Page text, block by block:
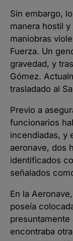
Sin embargo,
manera hostil
maniobras
Fuerza. Un
gravedad, y
Gómez.
trasladado al
Previo a
funcionarios
incendiadas, y
aeronave, dos
identificados
señalados
En la
poseía
encontraba